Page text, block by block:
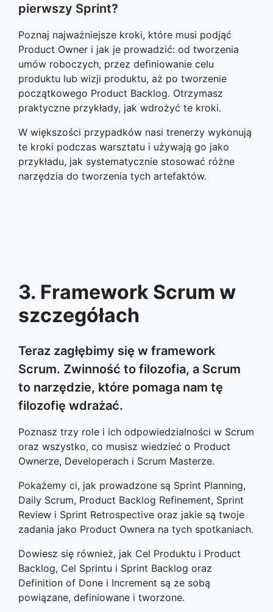
pierwszy Sprint?
Poznaj najważniejsze kroki, które musi podjąć
Product Owner i jak je prowadzić: od tworzenia
umów roboczych, przez definiowanie celu
produktu lub wizji produktu, aż po tworzenie
początkowego Product Backlog. Otrzymasz
praktyczne przykłady, jak wdrożyć te kroki.
W większości przypadków nasi trenerzy wykonują
te kroki podczas warsztatu i używają go jako
przykładu, jak systematycznie stosować różne
narzędzia do tworzenia tych artefaktów.
3. Framework Scrum w
szczegółach
Teraz zagłębimy się w framework
Scrum. Zwinność to filozofia, a Scrum
to narzędzie, które pomaga nam tę
filozofię wdrażać.
Poznasz trzy role i ich odpowiedzialności w Scrum
oraz wszystko, co musisz wiedzieć o Product
Ownerze, Developerach i Scrum Masterze.
Pokażemy ci, jak prowadzone są Sprint Planning,
Daily Scrum, Product Backlog Refinement, Sprint
Review i Sprint Retrospective oraz jakie są twoje
zadania jako Product Ownera na tych spotkaniach.
Dowiesz się również, jak Cel Produktu i Product
Backlog, Cel Sprintu i Sprint Backlog oraz
Definition of Done i Increment są ze sobą
powiązane, definiowane i tworzone.